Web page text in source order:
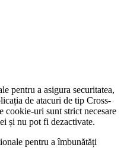
pentru a asigura securitatea,
de atacuri de tip Cross-
cookie-uri sunt strict necesare
și nu pot fi dezactivate.
pentru a îmbunătăți